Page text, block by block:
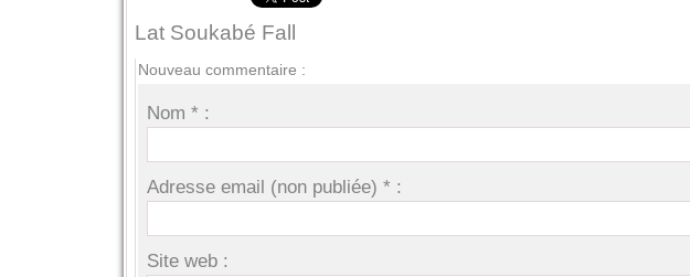
Lat Soukabé Fall
Nouveau commentaire :
Nom * :
Adresse email (non publiée) * :
Site web :